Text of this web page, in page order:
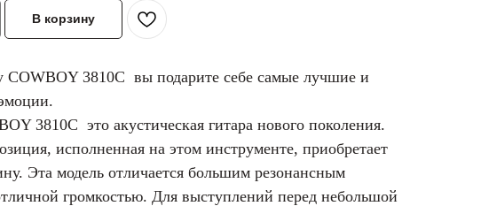
В корзину
COWBOY 3810C вы подарите себе самые лучшие и
3810C это акустическая гитара нового поколения.
исполненная на этом инструменте, приобретает
Эта модель отличается большим резонансным
громкостью. Для выступлений перед небольшой